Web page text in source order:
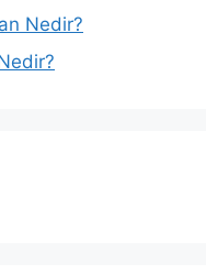
Nedir?